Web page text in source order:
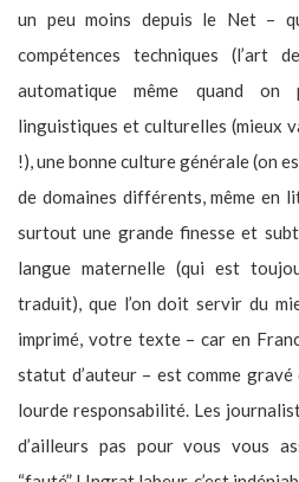
un peu moins depuis le Net –
compétences techniques (l’art
automatique même quand
linguistiques et culturelles (mieux
!), une bonne culture générale (on
de domaines différents, même en
surtout une grande finesse et
langue maternelle (qui est
traduit), que l’on doit servir du
imprimé, votre texte – car en
statut d’auteur – est comme gravé
lourde responsabilité. Les
d’ailleurs pas pour vous vous